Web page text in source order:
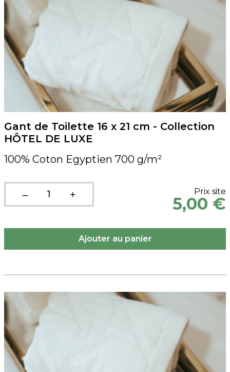
Gant de Toilette 16 x 21 cm - Collection
HÔTEL DE LUXE
100% Coton Egyptien 700 g/m²
Prix site
5,00 €